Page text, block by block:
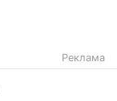
Реклама